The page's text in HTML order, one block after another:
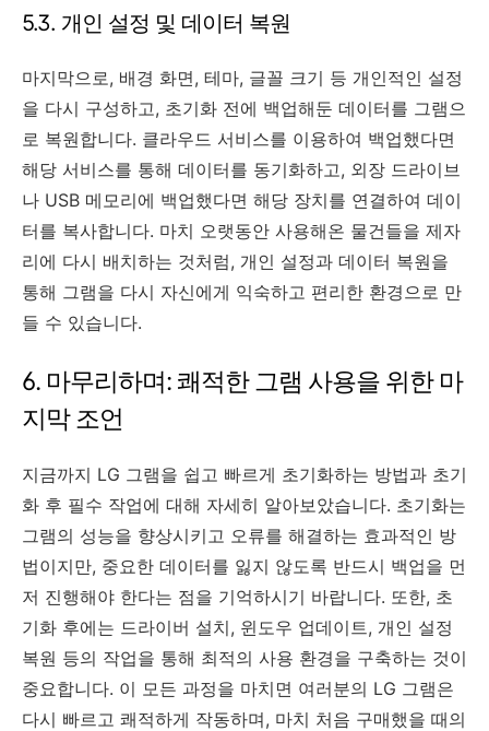
5.3. 개인 설정 및 데이터 복원
마지막으로, 배경 화면, 테마, 글꼴 크기 등 개인적인 설정
을 다시 구성하고, 초기화 전에 백업해둔 데이터를 그램으
로 복원합니다. 클라우드 서비스를 이용하여 백업했다면
해당 서비스를 통해 데이터를 동기화하고, 외장 드라이브
나 USB 메모리에 백업했다면 해당 장치를 연결하여 데이
터를 복사합니다. 마치 오랫동안 사용해온 물건들을 제자
리에 다시 배치하는 것처럼, 개인 설정과 데이터 복원을
통해 그램을 다시 자신에게 익숙하고 편리한 환경으로 만
들 수 있습니다.
6. 마무리하며: 쾌적한 그램 사용을 위한 마
지막 조언
지금까지 LG 그램을 쉽고 빠르게 초기화하는 방법과 초기
화 후 필수 작업에 대해 자세히 알아보았습니다. 초기화는
그램의 성능을 향상시키고 오류를 해결하는 효과적인 방
법이지만, 중요한 데이터를 잃지 않도록 반드시 백업을 먼
저 진행해야 한다는 점을 기억하시기 바랍니다. 또한, 초
기화 후에는 드라이버 설치, 윈도우 업데이트, 개인 설정
복원 등의 작업을 통해 최적의 사용 환경을 구축하는 것이
중요합니다. 이 모든 과정을 마치면 여러분의 LG 그램은
다시 빠르고 쾌적하게 작동하며, 마치 처음 구매했을 때의